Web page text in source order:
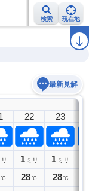
検索 現在地
報 ラ
最新見解
リ
℃
22
1 ミリ
28℃
23
1 ミリ
28 ℃